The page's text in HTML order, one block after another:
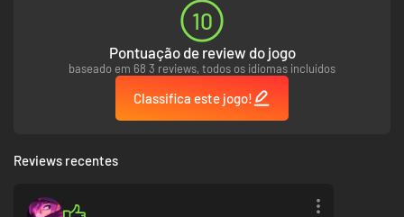
10
Pontuação de review do jogo
baseado em 68 3 reviews, todos os idiomas incluídos
Classifica este jogo!
Reviews recentes